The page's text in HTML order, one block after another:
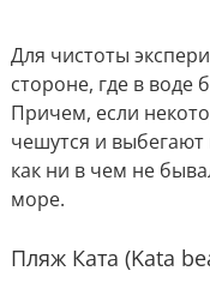
Для чистоты
стороне, где в воде
Причем, если
чешутся и
как ни в чем не
море.
Пляж Ката (Kata